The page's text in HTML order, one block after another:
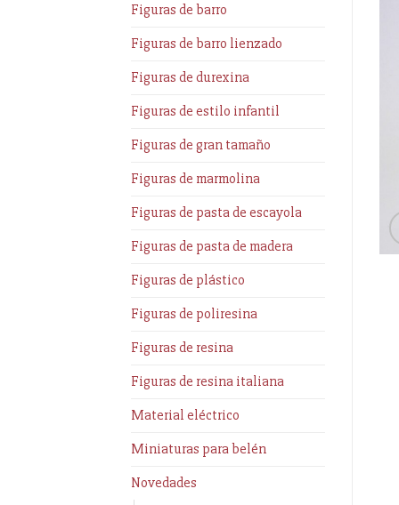
Figuras de barro
Figuras de barro lienzado
Figuras de durexina
Figuras de estilo infantil
Figuras de gran tamaño
Figuras de marmolina
Figuras de pasta de escayola
Figuras de pasta de madera
Figuras de plástico
Figuras de poliresina
Figuras de resina
Figuras de resina italiana
Material eléctrico
Miniaturas para belén
Novedades